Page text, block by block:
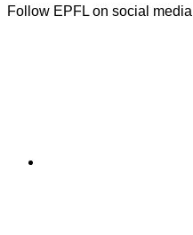
Follow EPFL on social media